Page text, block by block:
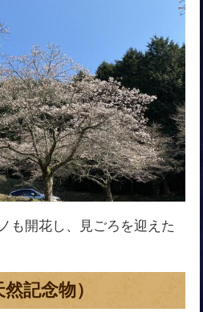
も開花し、見ごろを迎えた
記念物）